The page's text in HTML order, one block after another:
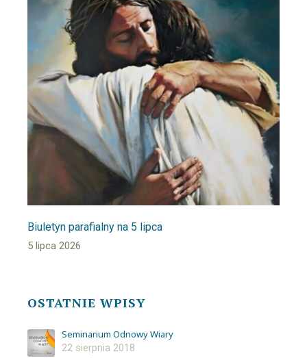
Biuletyn parafialny na 5 lipca
5 lipca 2026
OSTATNIE WPISY
Seminarium Odnowy Wiary
22 sierpnia 2018